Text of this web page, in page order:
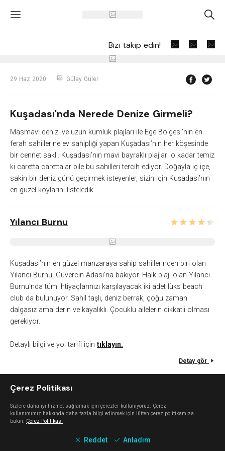
' A
Bizi takip edin!
29 Haz 2020 Gülay Güler
Kuşadası'nda Nerede Denize Girmeli?
Masmavi denizi ve uzun kumluk plajları ile Ege Bölgesi’nin en
ferah sahillerine ev sahipliği yapan Kuşadası’nın her köşesinde
bir cennet saklı. Kuşadası’nın mavi bayraklı plajları o kadar temiz
ki caretta carettalar bile bu sahilleri tercih ediyor. Doğayla iç içe,
sakin bir deniz günü geçirmek isteyenler, sizin için Kuşadası’nın
en güzel koylarını listeledik.
Yılancı Burnu
Kuşadası’nın en güzel manzaraya sahip sahillerinden biri olan
Yılancı Burnu, Güvercin Adası'na bakıyor. Halk plajı olan Yılancı
Burnu'nda tüm ihtiyaçlarınızı karşılayacak iki adet lüks beach
club da bulunuyor. Sahil taşlı, deniz berrak, çoğu zaman
dalgasız ama derin ve kayalıklı. Çocuklu ailelerin dikkatli olması
gerekiyor.
Detaylı bilgi ve yol tarifi için tıklayın.
Detay gör
Kuşadası Long Beach
yanında bulunan Long Beach, o kadar uzun ki günlük
Çerez Politikası
Sizlere daha iyi hizmet sağlamak için çerezler kullanıyoruz. Çerez
kullanımımız hakkında daha fazla bilgi edinmek için lütfen çerez politikamıza
bakın. Çerez Politikası
Reddet Anladım